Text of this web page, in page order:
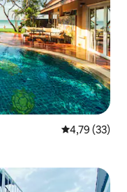
4,79 av 5 i
4,79 (33)